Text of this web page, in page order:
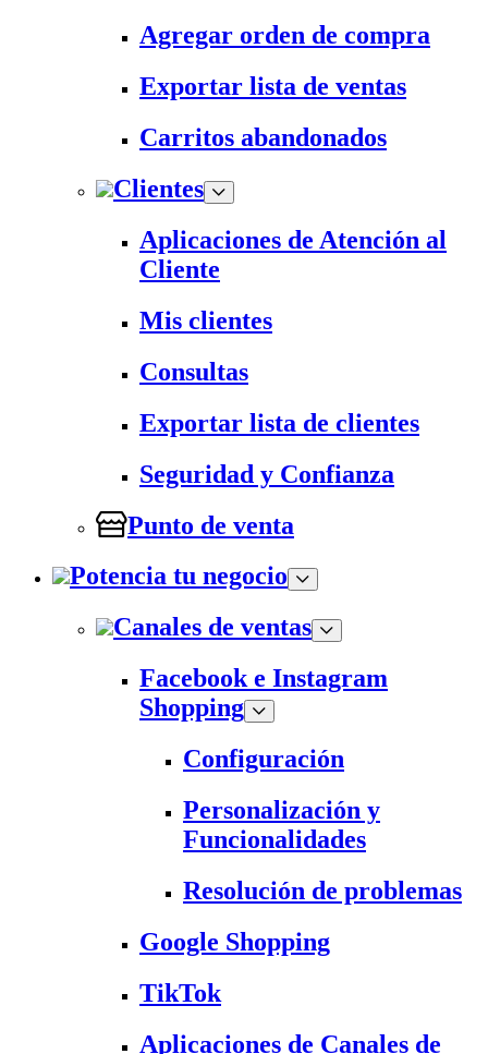
Agregar orden de compra
Exportar lista de ventas
Carritos abandonados
Clientes
Aplicaciones de Atención al
Cliente
Mis clientes
Consultas
Exportar lista de clientes
Seguridad y Confianza
Punto de venta
Potencia tu negocio
Canales de ventas
Facebook e Instagram
Shopping
Configuración
Personalización y
Funcionalidades
Resolución de problemas
Google Shopping
TikTok
Aplicaciones de Canales de